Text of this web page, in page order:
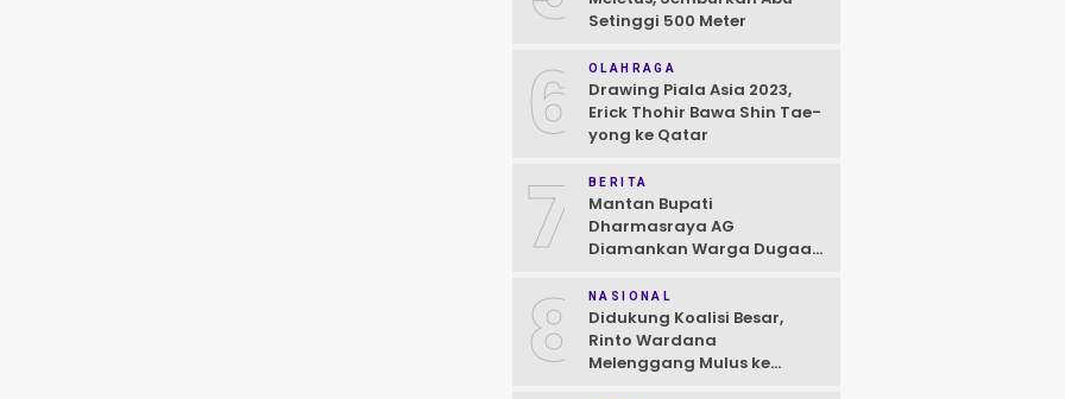
Setinggi 500 Meter
6 OLAHRAGA
Drawing Piala Asia 2023,
Erick Thohir Bawa Shin Tae-
yong ke Qatar
7 BERITA
Mantan Bupati
Dharmasraya AG
Diamankan Warga Dugaan
8 NASIONAL
Didukung Koalisi Besar,
Rinto Wardana
Melenggang Mulus ke